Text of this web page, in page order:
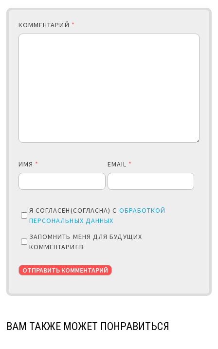
КОММЕНТАРИЙ *
ИМЯ * EMAIL *
Я СОГЛАСЕН(СОГЛАСНА) С ОБРАБОТКОЙ
ПЕРСОНАЛЬНЫХ ДАННЫХ
ЗАПОМНИТЬ МЕНЯ ДЛЯ БУДУЩИХ
КОММЕНТАРИЕВ
ВАМ ТАКЖЕ МОЖЕТ ПОНРАВИТЬСЯ